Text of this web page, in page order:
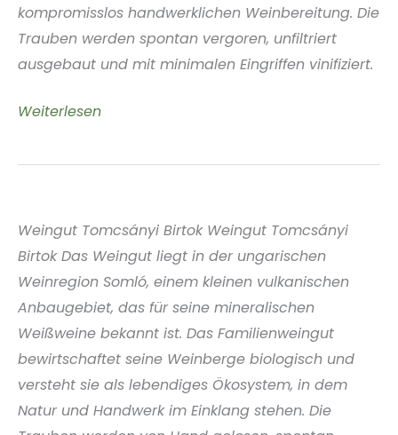
kompromisslos handwerklichen Weinbereitung. Die
Trauben werden spontan vergoren, unfiltriert
ausgebaut und mit minimalen Eingriffen vinifiziert.
Weingut
Haag
Weiterlesen
Weingut Tomcsányi Birtok Weingut Tomcsányi
Birtok Das Weingut liegt in der ungarischen
Weinregion Somló, einem kleinen vulkanischen
Anbaugebiet, das für seine mineralischen
Weißweine bekannt ist. Das Familienweingut
bewirtschaftet seine Weinberge biologisch und
versteht sie als lebendiges Ökosystem, in dem
Natur und Handwerk im Einklang stehen. Die